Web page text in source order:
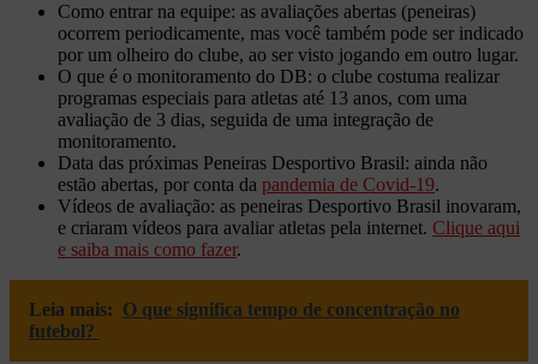
Como entrar na equipe: as avaliações abertas (peneiras)
ocorrem periodicamente, mas você também pode ser indicado
por um olheiro do clube, ao ser visto jogando em outro lugar.
O que é o monitoramento do DB: o clube costuma realizar
programas especiais para atletas até 13 anos, com uma
avaliação de 3 dias, seguida de uma integração de
monitoramento.
Data das próximas Peneiras Desportivo Brasil: ainda não
estão abertas, por conta da pandemia de Covid-19.
Vídeos de avaliação: as peneiras Desportivo Brasil inovaram,
e criaram vídeos para avaliar atletas pela internet. Clique aqui
e saiba mais como fazer.
Leia mais: O que significa tempo de concentração no
futebol?